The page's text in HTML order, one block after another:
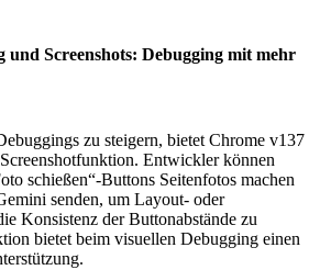
und Screenshots: Debugging mit mehr
zu steigern, bietet Chrome v137
Entwickler können
schießen“-Buttons Seitenfotos machen
senden, um Layout- oder
Konsistenz der Buttonabstände zu
bietet beim visuellen Debugging einen